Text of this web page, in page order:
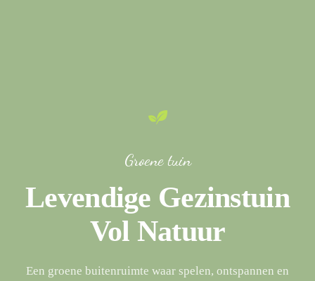
Groene tuin
Levendige Gezinstuin
Vol Natuur
Een groene buitenruimte waar spelen, ontspannen en